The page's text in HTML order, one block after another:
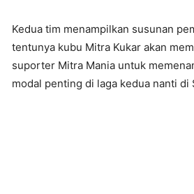
Kedua tim menampilkan susunan
tentunya kubu Mitra Kukar akan
suporter Mitra Mania untuk
modal penting di laga kedua nanti di